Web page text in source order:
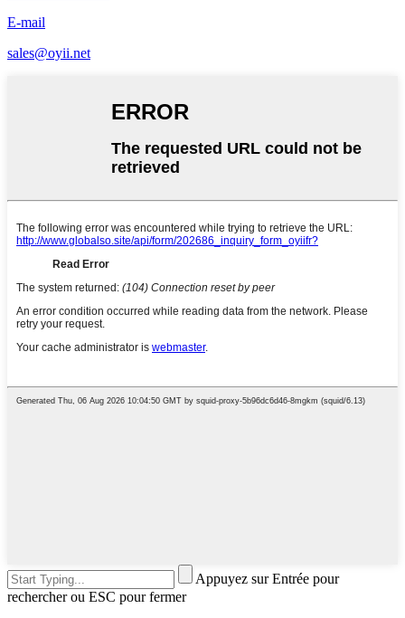
E-mail
sales@oyii.net
Appuyez sur Entrée pour
rechercher ou ESC pour fermer